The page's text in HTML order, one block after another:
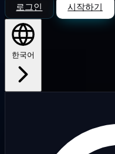
로그인 시작하기
한국어